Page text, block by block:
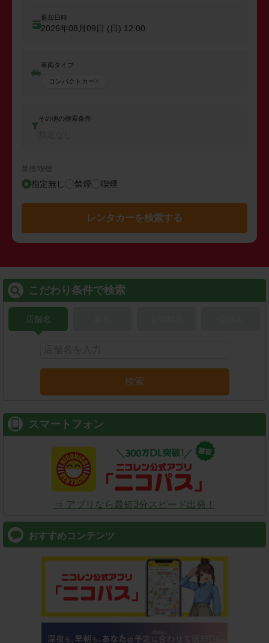
返却日時
2026年08月09日 (日) 12:00
車両タイプ
コンパクトカー
その他の検索条件
禁煙/喫煙
指定無し 禁煙 喫煙
レンタカーを検索する
こだわり条件で検索
店舗名
検索
スマートフォン
⇒ アプリなら最短3分スピード出発！
おすすめコンテンツ